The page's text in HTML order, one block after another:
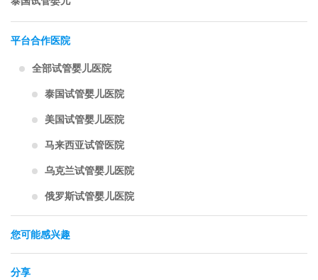
平台合作医院
全部试管婴儿医院
泰国试管婴儿医院
美国试管婴儿医院
马来西亚试管医院
乌克兰试管婴儿医院
俄罗斯试管婴儿医院
您可能感兴趣
分享